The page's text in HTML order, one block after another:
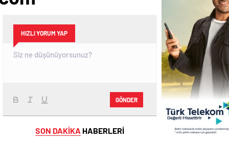
HIZLI YORUM YAP
GÖNDER
SON DAKİKA HABERLERİ